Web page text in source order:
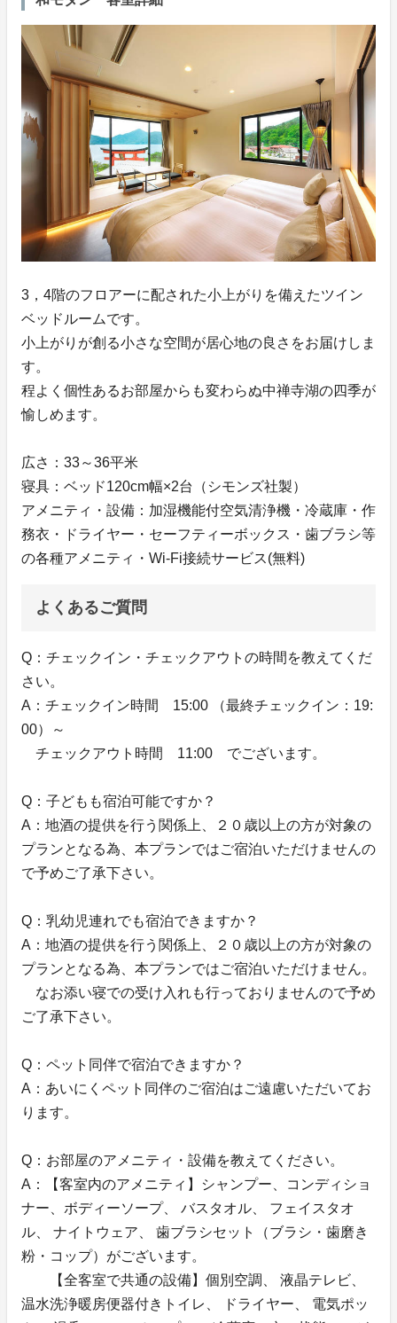
3，4階のフロアーに配された小上がりを備えたツイン
ベッドルームです。
小上がりが創る小さな空間が居心地の良さをお届けしま
す。
程よく個性あるお部屋からも変わらぬ中禅寺湖の四季が
愉しめます。
広さ：33～36平米
寝具：ベッド120cm幅×2台（シモンズ社製）
アメニティ・設備：加湿機能付空気清浄機・冷蔵庫・作
務衣・ドライヤー・セーフティーボックス・歯ブラシ等
の各種アメニティ・Wi-Fi接続サービス(無料)
よくあるご質問
Q：チェックイン・チェックアウトの時間を教えてくだ
さい。
A：チェックイン時間 15:00 （最終チェックイン：19:
00）～
チェックアウト時間 11:00 でございます。
Q：子どもも宿泊可能ですか？
A：地酒の提供を行う関係上、２０歳以上の方が対象の
プランとなる為、本プランではご宿泊いただけませんの
で予めご了承下さい。
Q：乳幼児連れでも宿泊できますか？
A：地酒の提供を行う関係上、２０歳以上の方が対象の
プランとなる為、本プランではご宿泊いただけません。
なお添い寝での受け入れも行っておりませんので予め
ご了承下さい。
Q：ペット同伴で宿泊できますか？
A：あいにくペット同伴のご宿泊はご遠慮いただいてお
ります。
Q：お部屋のアメニティ・設備を教えてください。
A：【客室内のアメニティ】シャンプー、コンディショ
ナー、ボディーソープ、 バスタオル、 フェイスタオ
ル、 ナイトウェア、 歯ブラシセット（ブラシ・歯磨き
粉・コップ）がございます。
【全客室で共通の設備】個別空調、 液晶テレビ、
温水洗浄暖房便器付きトイレ、 ドライヤー、 電気ポッ